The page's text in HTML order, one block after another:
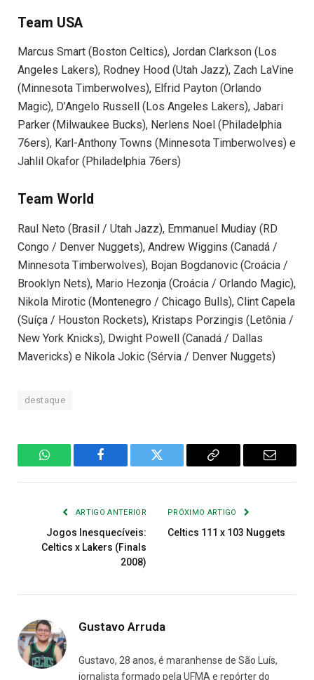
Team USA
Marcus Smart (Boston Celtics), Jordan Clarkson (Los
Angeles Lakers), Rodney Hood (Utah Jazz), Zach LaVine
(Minnesota Timberwolves), Elfrid Payton (Orlando
Magic), D’Angelo Russell (Los Angeles Lakers), Jabari
Parker (Milwaukee Bucks), Nerlens Noel (Philadelphia
76ers), Karl-Anthony Towns (Minnesota Timberwolves) e
Jahlil Okafor (Philadelphia 76ers)
Team World
Raul Neto (Brasil / Utah Jazz), Emmanuel Mudiay (RD
Congo / Denver Nuggets), Andrew Wiggins (Canadá /
Minnesota Timberwolves), Bojan Bogdanovic (Croácia /
Brooklyn Nets), Mario Hezonja (Croácia / Orlando Magic),
Nikola Mirotic (Montenegro / Chicago Bulls), Clint Capela
(Suíça / Houston Rockets), Kristaps Porzingis (Letônia /
New York Knicks), Dwight Powell (Canadá / Dallas
Mavericks) e Nikola Jokic (Sérvia / Denver Nuggets)
destaque
WhatsAppFacebook Twitter
Copiar
E-
ARTIGO ANTERIOR
Jogos Inesquecíveis:
Celtics x Lakers (Finals
2008)
PRÓXIMO ARTIGO
Celtics 111 x 103 Nuggets
Gustavo Arruda
Gustavo, 28 anos, é maranhense de São Luís,
jornalista formado pela UFMA e repórter do